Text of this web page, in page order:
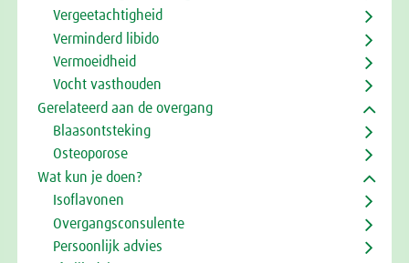
Vergeetachtigheid
Verminderd libido
Vermoeidheid
Vocht vasthouden
Gerelateerd aan de overgang
Blaasontsteking
Osteoporose
Wat kun je doen?
Isoflavonen
Overgangsconsulente
Persoonlijk advies